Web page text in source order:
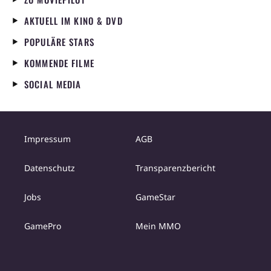
in den Kopf gesetzt hat, den Elch zu erlegen,
unter Verdacht, auch für das Verschwinden
des Staubs verantwortlich zu sein. Dann muss
noch der lädierte Weihnachtsmann befreit
werden, denn der ist inzwischen in der
geschlossenen Abteilung der Irrenanstalt
Das Herz der Adaption von
entsprungen“ ist die rührende Freundschaft
zwischen dem eigenbrötlerischen Max und
der Trennung von seinem Vater, und der
kaum erwarten, dass der Elch seinen Turbo
AKTUELL IM KINO & DVD
POPULÄRE STARS
KOMMENDE FILME
SOCIAL MEDIA
Impressum AGB
Datenschutz Transparenzbericht
Jobs GameStar
GamePro Mein MMO